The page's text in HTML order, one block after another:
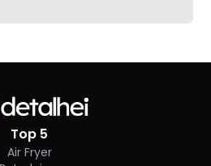
Top 5
Air Fryer